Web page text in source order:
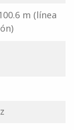
m (línea